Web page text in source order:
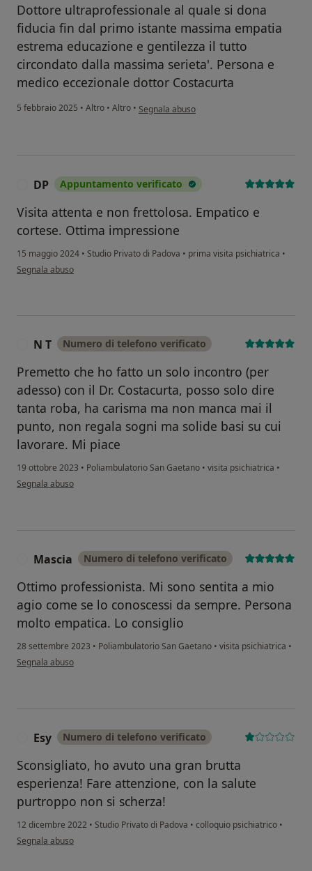
Dottore ultraprofessionale al quale si dona
fiducia fin dal primo istante massima empatia
estrema educazione e gentilezza il tutto
circondato dalla massima serieta'. Persona e
medico eccezionale dottor Costacurta
5 febbraio 2025 • Altro • Altro • secondo l'opinione dell'utente Raffaella
Segnala abuso
DP Appuntamento verificato
Visita attenta e non frettolosa. Empatico e
cortese. Ottima impressione
15 maggio 2024 • Studio Privato di Padova • prima visita psichiatrica •
secondo l'opinione dell'utente DP
Segnala abuso
N T Numero di telefono verificato
Premetto che ho fatto un solo incontro (per
adesso) con il Dr. Costacurta, posso solo dire
tanta roba, ha carisma ma non manca mai il
punto, non regala sogni ma solide basi su cui
lavorare. Mi piace
19 ottobre 2023 • Poliambulatorio San Gaetano • visita psichiatrica •
secondo l'opinione dell'utente N T
Segnala abuso
Mascia Numero di telefono verificato
Ottimo professionista. Mi sono sentita a mio
agio come se lo conoscessi da sempre. Persona
molto empatica. Lo consiglio
28 settembre 2023 • Poliambulatorio San Gaetano • visita psichiatrica •
secondo l'opinione dell'utente Mascia
Segnala abuso
Esy Numero di telefono verificato
Sconsigliato, ho avuto una gran brutta
esperienza! Fare attenzione, con la salute
purtroppo non si scherza!
12 dicembre 2022 • Studio Privato di Padova • colloquio psichiatrico •
secondo l'opinione dell'utente Esy
Segnala abuso